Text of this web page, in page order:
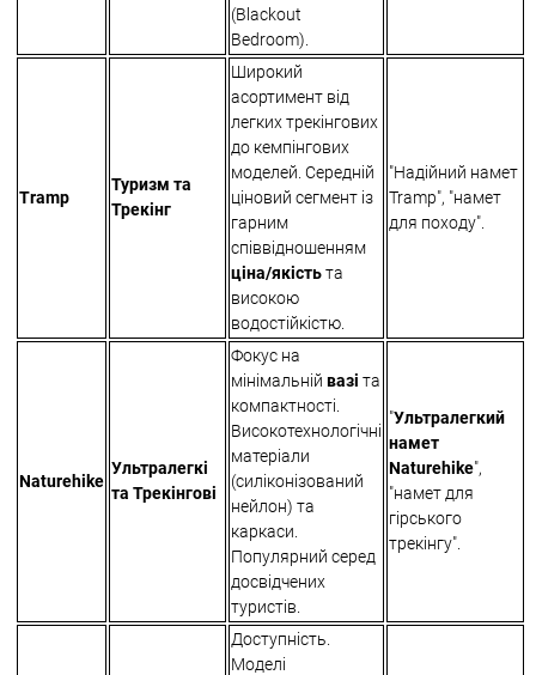
(Blackout
Bedroom).
Tramp
Туризм та
Трекінг
Широкий
асортимент від
легких трекінгових
до кемпінгових
моделей. Середній
ціновий сегмент із
гарним
співвідношенням
ціна/якістьта
високою
водостійкістю.
"Надійний намет
Tramp", "намет
для походу".
Naturehike
Ультралегкі
та Трекінгові
Фокус на
мінімальній вазі та
компактності.
Високотехнологічні
матеріали
(силіконізований
нейлон) та
каркаси.
Популярний серед
досвідчених
туристів.
"Ультралегкий
намет
Naturehike",
"намет для
гірського
трекінгу".
Доступність.
Моделі